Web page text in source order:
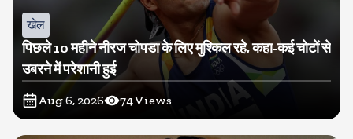
खेल
पिछले 10 महीने नीरज चोपडा के लिए मुश्किल रहे, कहा-कई चोटों से
उबरने में परेशानी हुई
Aug 6, 2026 74Views